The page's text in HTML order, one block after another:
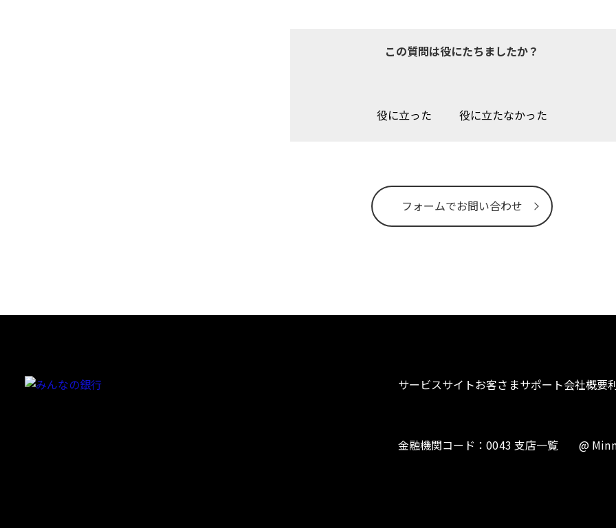
この質問は役にたちましたか？
役に立った 役に立たなかった
フォームでお問い合わせ
サービスサイトお客さまサポート会社概要
金融機関コード：0043 支店一覧 @